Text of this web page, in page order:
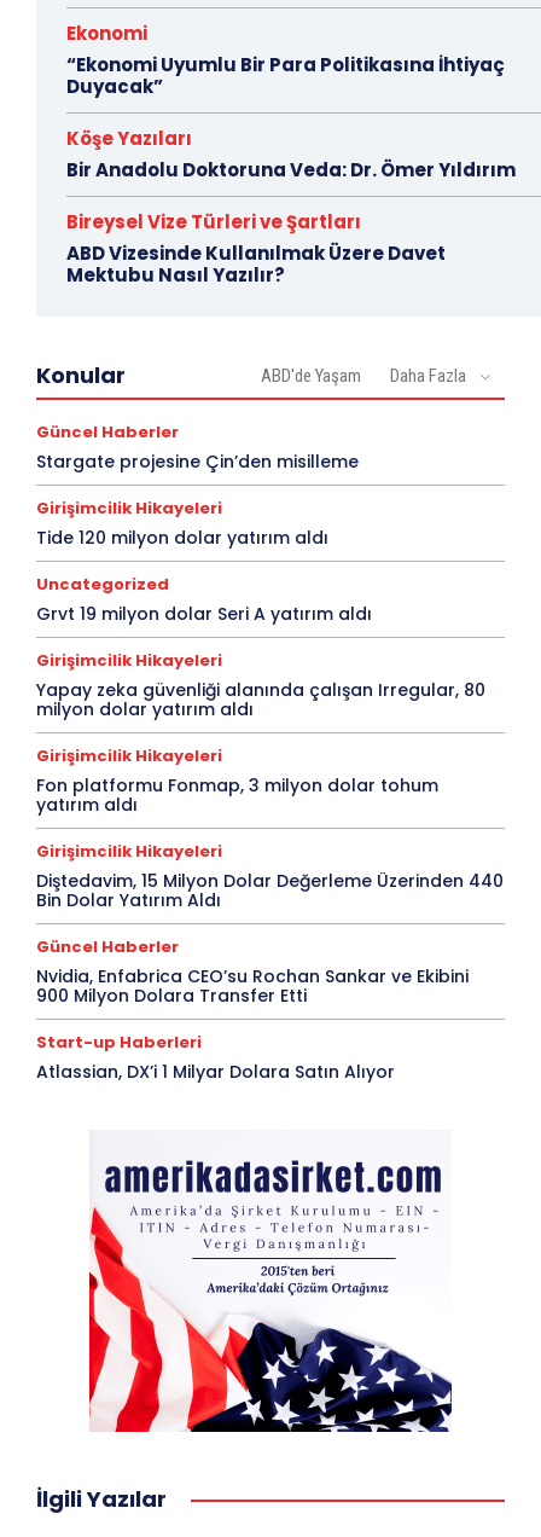
Ekonomi
“Ekonomi Uyumlu Bir Para Politikasına İhtiyaç
Duyacak”
Köşe Yazıları
Bir Anadolu Doktoruna Veda: Dr. Ömer Yıldırım
Bireysel Vize Türleri ve Şartları
ABD Vizesinde Kullanılmak Üzere Davet
Mektubu Nasıl Yazılır?
Konular ABD'de Yaşam Daha Fazla
Güncel Haberler
Stargate projesine Çin’den misilleme
Girişimcilik Hikayeleri
Tide 120 milyon dolar yatırım aldı
Uncategorized
Grvt 19 milyon dolar Seri A yatırım aldı
Girişimcilik Hikayeleri
Yapay zeka güvenliği alanında çalışan Irregular, 80
milyon dolar yatırım aldı
Girişimcilik Hikayeleri
Fon platformu Fonmap, 3 milyon dolar tohum
yatırım aldı
Girişimcilik Hikayeleri
Diştedavim, 15 Milyon Dolar Değerleme Üzerinden 440
Bin Dolar Yatırım Aldı
Güncel Haberler
Nvidia, Enfabrica CEO’su Rochan Sankar ve Ekibini
900 Milyon Dolara Transfer Etti
Start-up Haberleri
Atlassian, DX’i 1 Milyar Dolara Satın Alıyor
İlgili Yazılar